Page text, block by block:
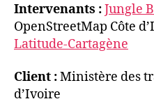
Intervenants :Jungle
OpenStreetMap Côte
Latitude-Cartagène
Client :Ministère des
d’Ivoire